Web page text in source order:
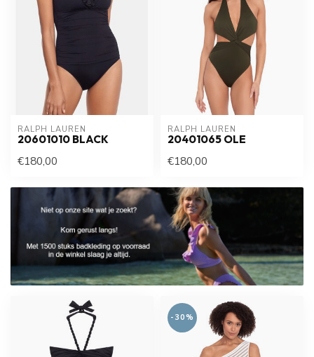
RALPH LAUREN
20601010 BLACK
€180,00
RALPH LAUREN
20401065 OLE
€180,00
-30%